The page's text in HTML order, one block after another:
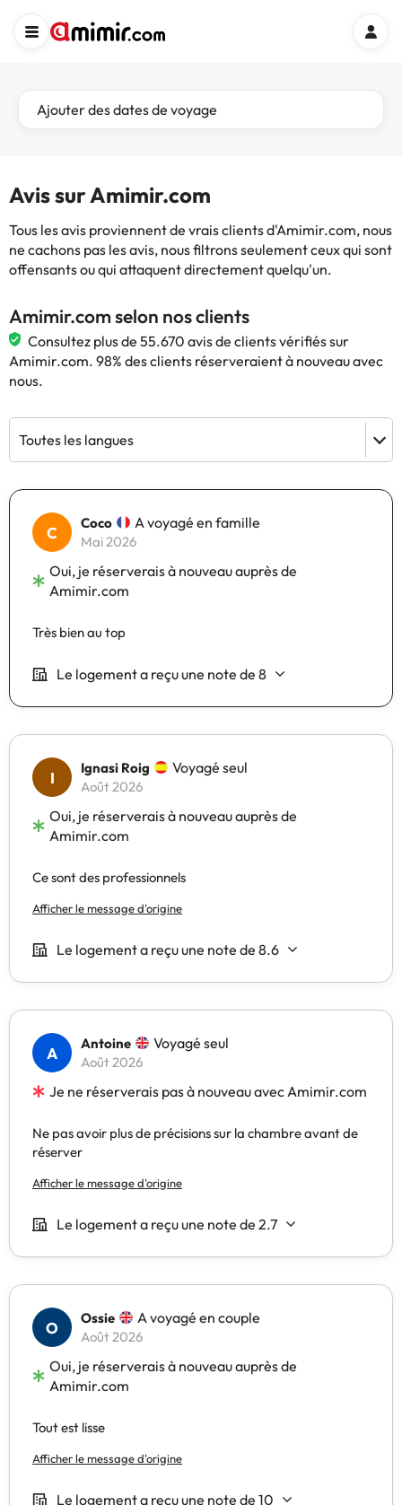
Ajouter des dates de voyage
Avis sur Amimir.com
Tous les avis proviennent de vrais clients d'Amimir.com, nous
ne cachons pas les avis, nous filtrons seulement ceux qui sont
offensants ou qui attaquent directement quelqu'un.
Amimir.com selon nos clients
Consultez plus de 55.670 avis de clients vérifiés sur
Amimir.com. 98% des clients réserveraient à nouveau avec
nous.